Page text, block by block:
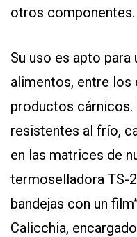
otros componentes.
Su uso es apto para
alimentos, entre los
productos cárnicos.
resistentes al frío,
en las matrices de
termoselladora TS-
bandejas con un
Calicchia,